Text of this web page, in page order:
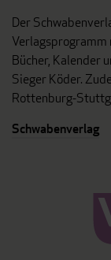
Der
Verlagsprogramm
Bücher, Kalender
Sieger Köder.
Rottenburg-
Schwabenverlag